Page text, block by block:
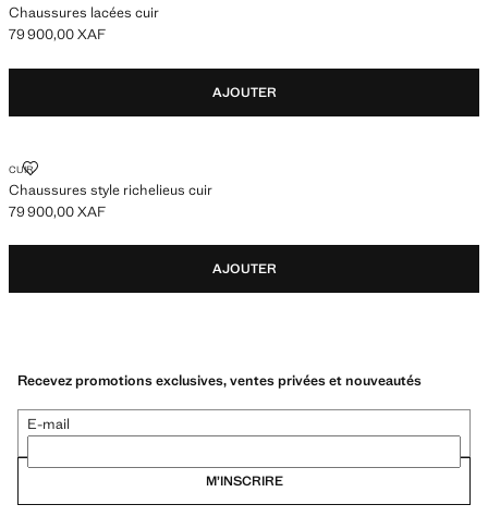
Chaussures lacées cuir
Prix actuel [79 900,00 XAF ]
79 900,00 XAF
AJOUTER
CUIR
Chaussures style richelieus cuir
CHAUSSURES STYLE RICHELIEUS CUIR
Prix actuel [79 900,00 XAF ]
79 900,00 XAF
AJOUTER
Recevez promotions exclusives, ventes privées et nouveautés
E-mail
M’INSCRIRE